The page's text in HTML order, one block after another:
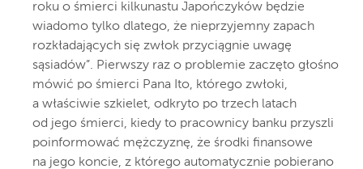
roku o śmierci kilkunastu Japończyków będzie
wiadomo tylko dlatego, że nieprzyjemny zapach
rozkładających się zwłok przyciągnie uwagę
sąsiadów”. Pierwszy raz o problemie zaczęto głośno
mówić po śmierci Pana Ito, którego zwłoki,
a właściwie szkielet, odkryto po trzech latach
od jego śmierci, kiedy to pracownicy banku przyszli
poinformować mężczyznę, że środki finansowe
na jego koncie, z którego automatycznie pobierano